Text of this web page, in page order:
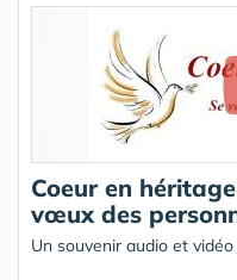
Coeur en
vœux des
Un souvenir audio et